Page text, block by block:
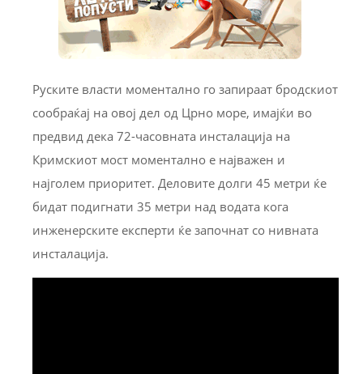
Руските власти моментално го запираат бродскиот
сообраќај на овој дел од Црно море, имајќи во
предвид дека 72-часовната инсталација на
Кримскиот мост моментално е најважен и
најголем приоритет. Деловите долги 45 метри ќе
бидат подигнати 35 метри над водата кога
инженерските експерти ќе започнат со нивната
инсталација.